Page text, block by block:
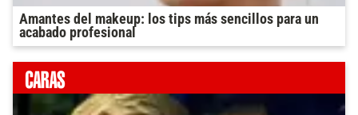
Amantes del makeup: los tips más sencillos para un
acabado profesional